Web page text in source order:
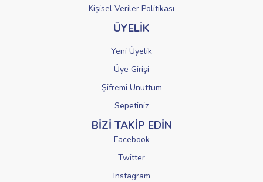
Kişisel Veriler Politikası
ÜYELİK
Yeni Üyelik
Üye Girişi
Şifremi Unuttum
Sepetiniz
BİZİ TAKİP EDİN
Facebook
Twitter
Instagram